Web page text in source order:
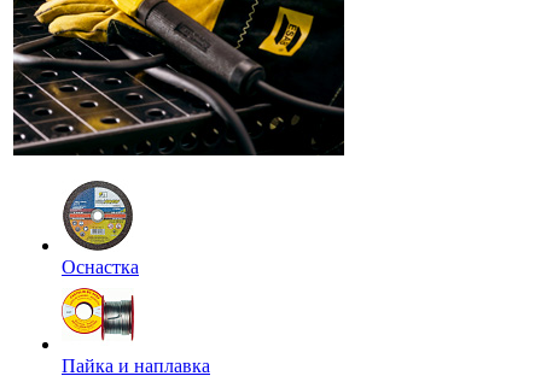
Оснастка
Пайка и наплавка